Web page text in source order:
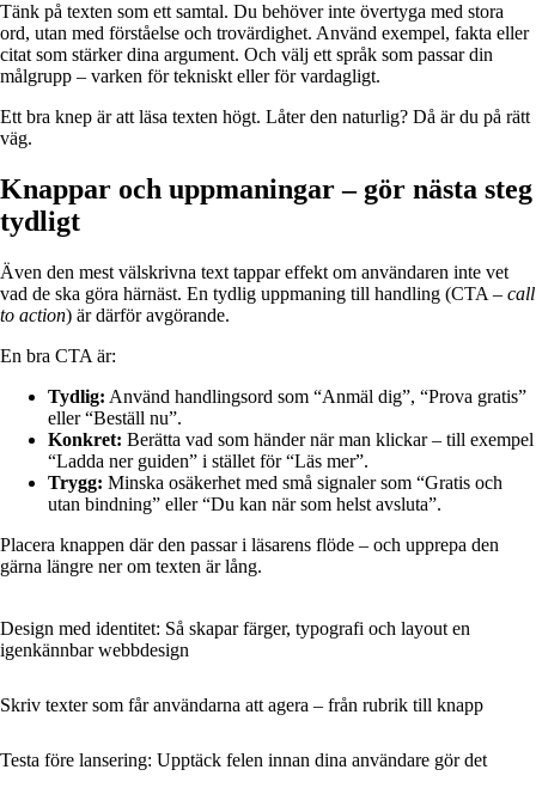
Tänk på texten som ett samtal. Du behöver inte övertyga med stora
ord, utan med förståelse och trovärdighet. Använd exempel, fakta eller
citat som stärker dina argument. Och välj ett språk som passar din
målgrupp – varken för tekniskt eller för vardagligt.
Ett bra knep är att läsa texten högt. Låter den naturlig? Då är du på rätt
väg.
Knappar och uppmaningar – gör nästa steg
tydligt
Även den mest välskrivna text tappar effekt om användaren inte vet
vad de ska göra härnäst. En tydlig uppmaning till handling (CTA – call
to action) är därför avgörande.
En bra CTA är:
Tydlig: Använd handlingsord som “Anmäl dig”, “Prova gratis”
eller “Beställ nu”.
Konkret: Berätta vad som händer när man klickar – till exempel
“Ladda ner guiden” i stället för “Läs mer”.
Trygg: Minska osäkerhet med små signaler som “Gratis och
utan bindning” eller “Du kan när som helst avsluta”.
Placera knappen där den passar i läsarens flöde – och upprepa den
gärna längre ner om texten är lång.
Design med identitet: Så skapar färger, typografi och layout en
igenkännbar webbdesign
Skriv texter som får användarna att agera – från rubrik till knapp
Testa före lansering: Upptäck felen innan dina användare gör det